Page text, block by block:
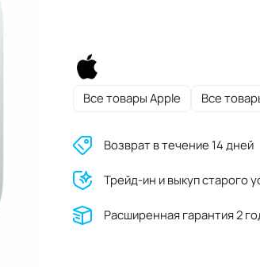
Все товары Apple Все
Возврат в течение 14 дней
Трейд-ин и выкуп старого
Расширенная гарантия 2